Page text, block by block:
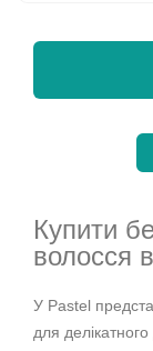
Купити
волосся
У Pastel
для